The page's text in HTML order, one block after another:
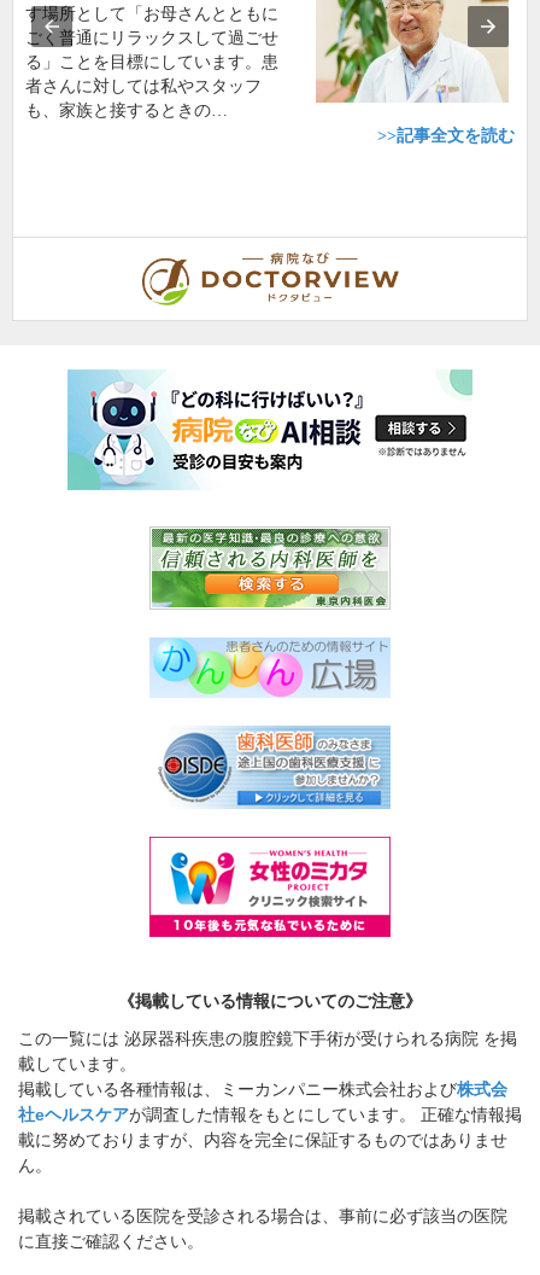
す場所として「お母さんとともに
ごく普通にリラックスして過ごせ
る」ことを目標にしています。患
者さんに対しては私やスタッフ
も、家族と接するときの…
>>記事全文を読む
《掲載している情報についてのご注意》
この一覧には 泌尿器科疾患の腹腔鏡下手術が受けられる病院 を掲
載しています。
掲載している各種情報は、ミーカンパニー株式会社および株式会
社eヘルスケアが調査した情報をもとにしています。 正確な情報掲
載に努めておりますが、内容を完全に保証するものではありませ
ん。
掲載されている医院を受診される場合は、事前に必ず該当の医院
に直接ご確認ください。